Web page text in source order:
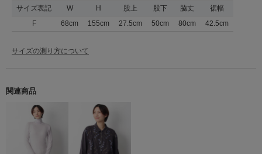
サイズ表記 W H 股上 股下 脇丈
裾幅
F
68cm 155cm 27.5cm 50cm 80cm 42.5cm
サイズの測り方について
関連商品